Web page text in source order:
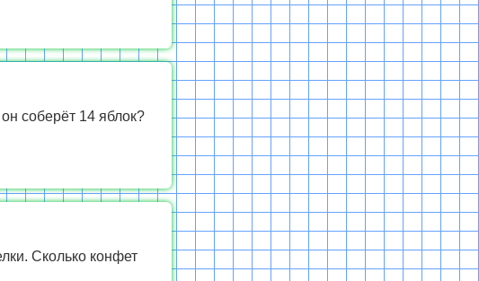
соберёт 14 яблок?
Сколько конфет